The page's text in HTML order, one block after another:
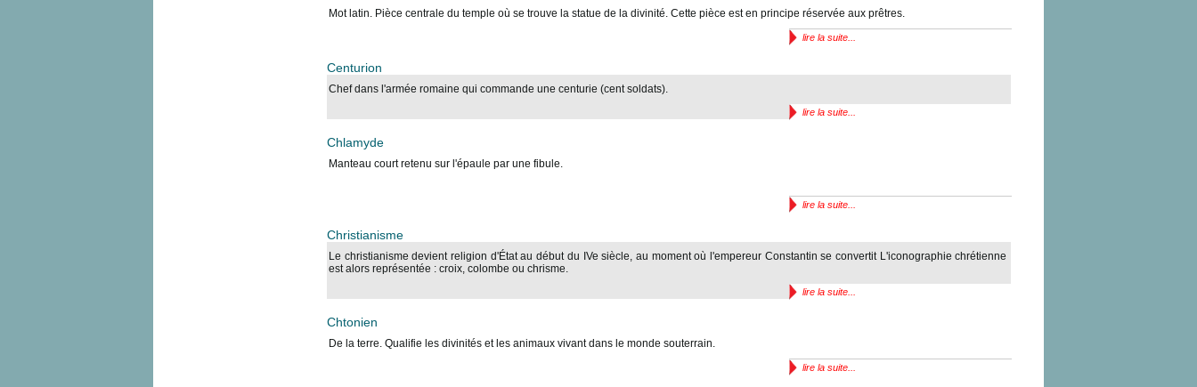
Mot latin. Pièce centrale du temple où se trouve la statue de la divinité. Cette pièce est en principe réservée aux prêtres.
lire la suite...
Centurion
Chef dans l'armée romaine qui commande une centurie (cent soldats).
lire la suite...
Chlamyde
Manteau court retenu sur l'épaule par une fibule.
lire la suite...
Christianisme
Le christianisme devient religion d'État au début du IVe siècle, au moment où l'empereur Constantin se convertit L'iconographie chrétienne
est alors représentée : croix, colombe ou chrisme.
lire la suite...
Chtonien
De la terre. Qualifie les divinités et les animaux vivant dans le monde souterrain.
lire la suite...